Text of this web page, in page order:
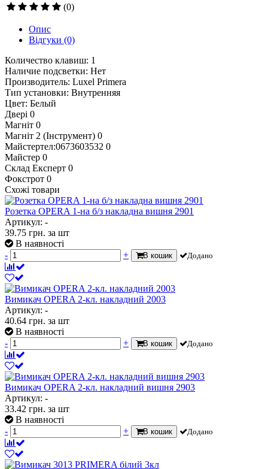
(0)
Опис
Відгуки (0)
Количество клавиш: 1
Наличие подсветки: Нет
Производитель: Luxel Primera
Тип установки: Внутренняя
Цвет: Белый
Двері 0
Магніт 0
Магніт 2 (Інструмент) 0
Майстертел:0673603532 0
Майстер 0
Склад Експерт 0
Фокстрот 0
Схожі товари
Розетка OPERA 1-на б/з накладна вишня 2901
Артикул: -
39.75 грн. за шт
В наявності
-
+ В кошик Додано
Вимикач OPERA 2-кл. накладний 2003
Артикул: -
40.64 грн. за шт
В наявності
-
+ В кошик Додано
Вимикач OPERA 2-кл. накладний вишня 2903
Артикул: -
33.42 грн. за шт
В наявності
-
+ В кошик Додано